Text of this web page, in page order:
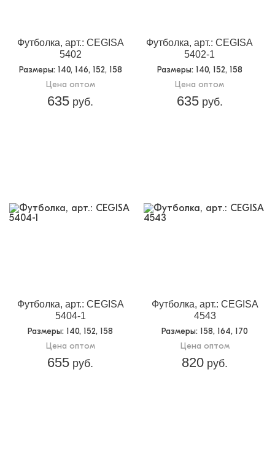
Футболка, арт.: CEGISA
5402
Размеры: 140, 146, 152, 158
Цена оптом
635 руб.
Футболка, арт.: CEGISA
5402-1
Размеры: 140, 152, 158
Цена оптом
635руб.
Футболка, арт.: CEGISA
5404-1
Размеры: 140, 152, 158
Цена оптом
655 руб.
Футболка, арт.: CEGISA
4543
Размеры: 158, 164, 170
Цена оптом
820 руб.